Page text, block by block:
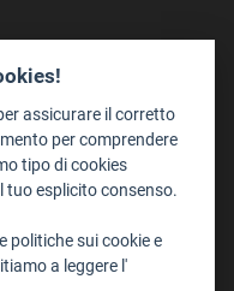
assicurare il corretto
per comprendere
tipo di cookies
esplicito consenso.
politiche sui cookie e
a leggere l'